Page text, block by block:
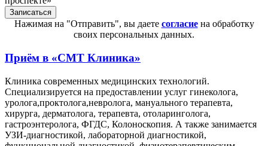
Нажимая на "Отправить", вы даете согласиена обработку
своих персональных данных.
Приём в «СМТ Клиника»
Клиника современных медицинских технологий.
Специализируется на предоставлении услуг гинеколога,
уролога,проктолога,невролога, мануального терапевта,
хирурга, дерматолога, терапевта, отоларинголога,
гастроэнтеролога, ФГДС, Колоноскопия. А также занимается
УЗИ-диагностикой, лабораторной диагностикой,